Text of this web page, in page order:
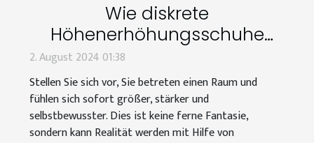
Wie diskrete
Höhenerhöhungsschuhe
Männer selbstbewusster
machen können
2. August 2024 01:38
Stellen Sie sich vor, Sie betreten einen Raum und
fühlen sich sofort größer, stärker und
selbstbewusster. Dies ist keine ferne Fantasie,
sondern kann Realität werden mit Hilfe von